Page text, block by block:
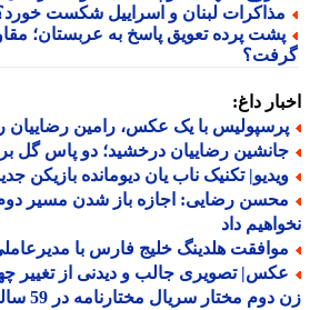
لبنان و اسراییل شکست خورد؟
پرده تعویق پاسخ به عربستان؛
داغ:
با یک عکس، رامین رضاییان را
رضاییان درخشید؛ دو پاس گل
تکنیک ناب یان دیومانده بازیکن جدید
رضایی: اجازه باز شدن مسیر دوم در
داد
هلدینگ خلیج فارس با مدیرعاملی
تصویری جالب و دیدنی از تغییر چهره
مختار سریال مختارنامه در 59 سالگی؛ سال 1404